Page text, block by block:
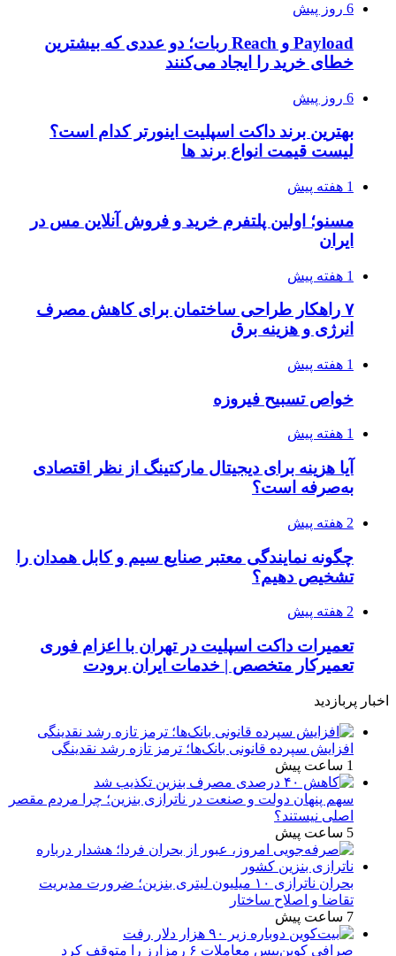
6 روز پیش
Payload و Reach ربات؛ دو عددی که بیشترین
خطای خرید را ایجاد می‌کنند
6 روز پیش
بهترین برند داکت اسپلیت اینورتر کدام است؟
لیست قیمت انواع برند ها
1 هفته پیش
مسنو؛ اولین پلتفرم خرید و فروش آنلاین مس در
ایران
1 هفته پیش
۷ راهکار طراحی ساختمان برای کاهش مصرف
انرژی و هزینه برق
1 هفته پیش
خواص تسبیح فیروزه
1 هفته پیش
آیا هزینه برای دیجیتال مارکتینگ از نظر اقتصادی
به‌صرفه است؟
2 هفته پیش
چگونه نمایندگی معتبر صنایع سیم و کابل همدان را
تشخیص دهیم؟
2 هفته پیش
تعمیرات داکت اسپلیت در تهران با اعزام فوری
تعمیرکار متخصص | خدمات ایران برودت
اخبار پربازدید
افزایش سپرده قانونی بانک‌ها؛ ترمز تازه رشد نقدینگی
1 ساعت پیش
سهم پنهان دولت و صنعت در ناترازی بنزین؛ چرا مردم مقصر
اصلی نیستند؟
5 ساعت پیش
بحران ناترازی ۱۰ میلیون لیتری بنزین؛ ضرورت مدیریت
تقاضا و اصلاح ساختار
7 ساعت پیش
صرافی کوین‌بیس معاملات ۶ رمزارز را متوقف کرد